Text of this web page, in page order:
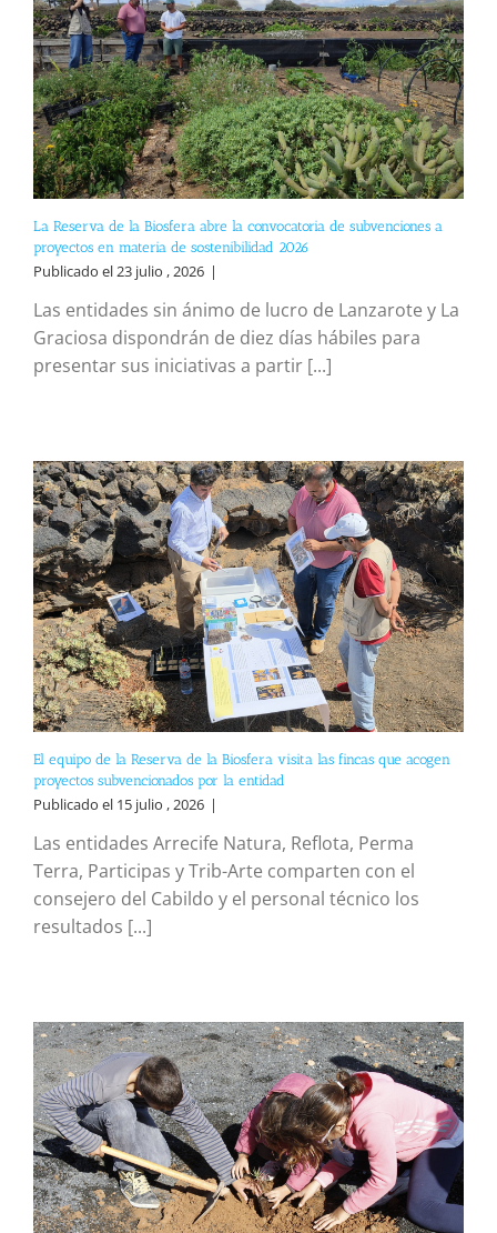
La Reserva de la Biosfera abre la convocatoria de subvenciones a
proyectos en materia de sostenibilidad 2026
Publicado el 23 julio , 2026 |
Las entidades sin ánimo de lucro de Lanzarote y La
Graciosa dispondrán de diez días hábiles para
presentar sus iniciativas a partir [...]
El equipo de la Reserva de la Biosfera visita las fincas que acogen
proyectos subvencionados por la entidad
Publicado el 15 julio , 2026 |
Las entidades Arrecife Natura, Reflota, Perma
Terra, Participas y Trib-Arte comparten con el
consejero del Cabildo y el personal técnico los
resultados [...]